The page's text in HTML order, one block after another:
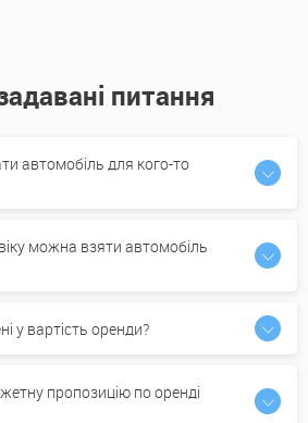
питання
автомобіль для кого-то
можна взяти автомобіль
у вартість оренди?
пропозицію по оренді